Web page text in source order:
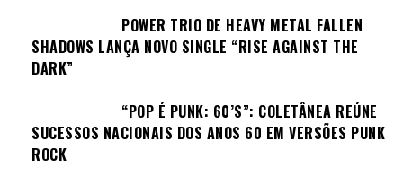
POWER TRIO DE HEAVY METAL FALLEN
SHADOWS LANÇA NOVO SINGLE “RISE AGAINST THE
DARK”
“POP É PUNK: 60’S”: COLETÂNEA REÚNE
SUCESSOS NACIONAIS DOS ANOS 60 EM VERSÕES PUNK
ROCK